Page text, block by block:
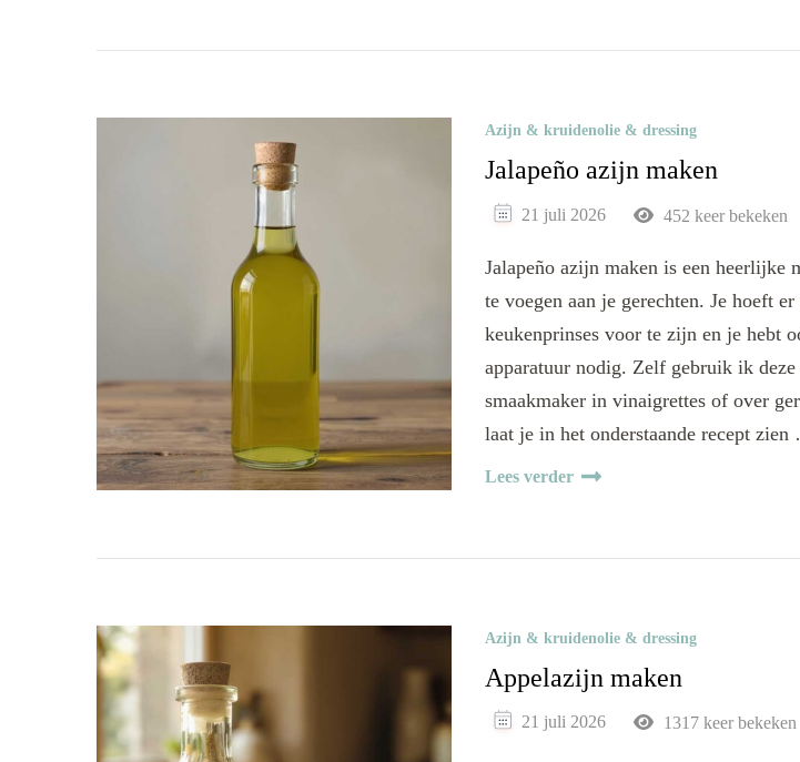
Azijn & kruidenolie & dressing
Jalapeño azijn maken
21 juli 2026 452 keer bekeken
Jalapeño azijn maken is een heerlijke
te voegen aan je gerechten. Je hoeft
keukenprinses voor te zijn en je hebt
apparatuur nodig. Zelf gebruik ik
smaakmaker in vinaigrettes of over
laat je in het onderstaande recept
Lees verder
Azijn & kruidenolie & dressing
Appelazijn maken
21 juli 2026 1317 keer bekeken